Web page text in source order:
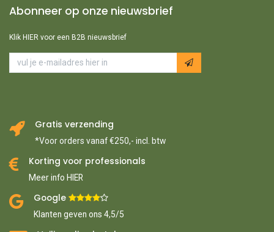
Abonneer op onze nieuwsbrief
Klik HIER voor een B2B nieuwsbrief
Gratis verzending
*Voor orders vanaf €250,- incl. btw
Korting voor professionals
Meer info HIER
Google ​
Klanten geven ons 4,5/5